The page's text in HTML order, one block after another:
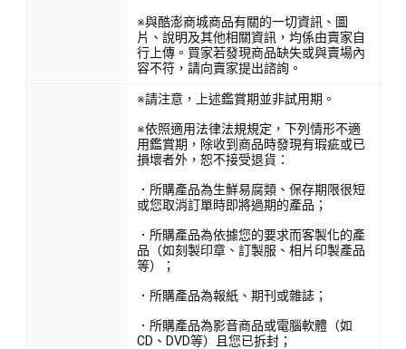
※與酷澎商城商品有關的一切資訊、圖
片、說明及其他相關資訊，均係由賣家自
行上傳。買家若發現商品缺失或與賣場內
容不符，請向賣家提出諮詢。
※請注意，上述鑑賞期並非試用期。
※依照適用法律法規規定，下列情形不適
用鑑賞期，除收到商品時發現有瑕疵或已
損壞者外，恕不接受退貨：
．所購產品為生鮮易腐類、保存期限很短
或您取消訂單時即將過期的產品；
．所購產品為依據您的要求而客製化的產
品（如刻製印章、訂製服、相片印製產品
等）；
．所購產品為報紙、期刊或雜誌；
．所購產品為影音商品或電腦軟體（如
CD、DVD等）且您已拆封；